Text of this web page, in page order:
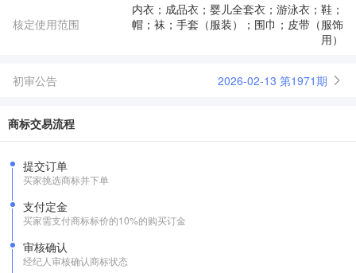
核定使用范围
内衣；成品衣；婴儿全套衣；游泳衣；鞋；
帽；袜；手套（服装）；围巾；皮带（服饰
用）
初审公告 2026-02-13 第1971期
商标交易流程
提交订单
买家挑选商标并下单
支付定金
买家需支付商标标价的10%的购买订金
审核确认
经纪人审核确认商标状态